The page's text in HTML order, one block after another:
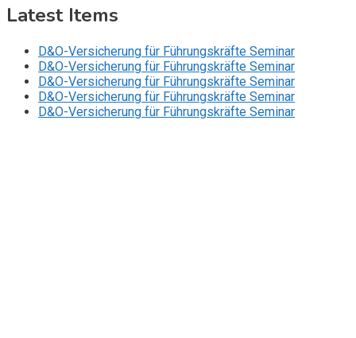
Latest Items
D&O-Versicherung für Führungskräfte Seminar
D&O-Versicherung für Führungskräfte Seminar
D&O-Versicherung für Führungskräfte Seminar
D&O-Versicherung für Führungskräfte Seminar
D&O-Versicherung für Führungskräfte Seminar